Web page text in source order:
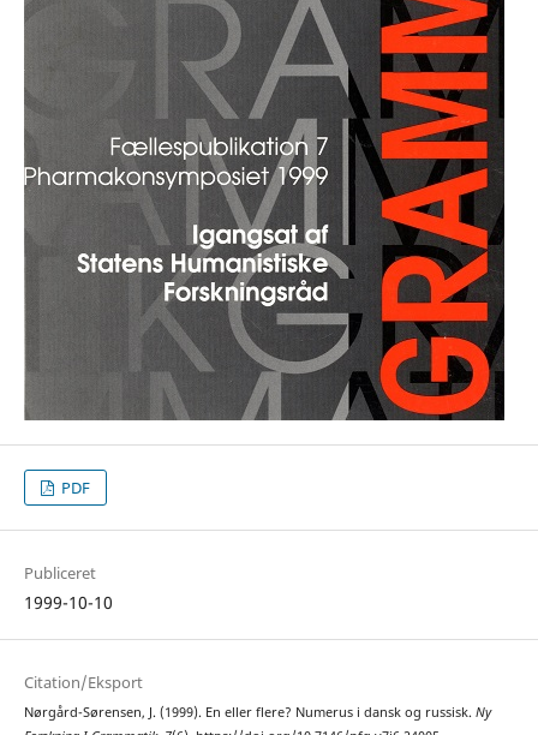
PDF
Publiceret
1999-10-10
Citation/Eksport
Nørgård-Sørensen, J. (1999). En eller flere? Numerus i dansk og russisk. Ny